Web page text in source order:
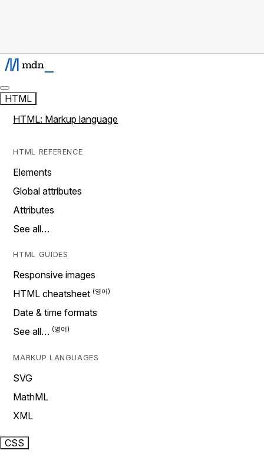
HTML
HTML: Markup language
HTML REFERENCE
Elements
Global attributes
Attributes
See all…
HTML GUIDES
Responsive images
HTML cheatsheet
Date & time formats
See all…
MARKUP LANGUAGES
SVG
MathML
XML
CSS